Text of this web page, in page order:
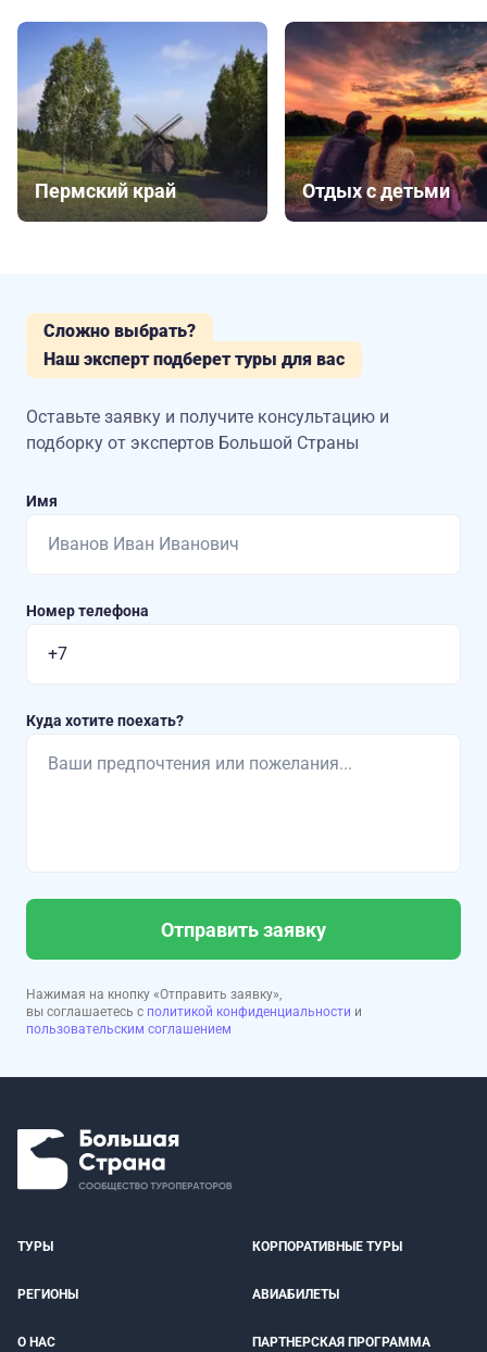
Пермский край Отдых с детьми
Сложно выбрать?
Наш эксперт подберет туры для вас
Оставьте заявку и получите консультацию и
подборку от экспертов Большой Страны
Имя
Номер телефона
Куда хотите поехать?
Отправить заявку
Нажимая на кнопку «Отправить заявку»,
вы соглашаетесь с политикой конфиденциальности и
пользовательским соглашением
ТУРЫ КОРПОРАТИВНЫЕ ТУРЫ
РЕГИОНЫ АВИАБИЛЕТЫ
О НАС ПАРТНЕРСКАЯ ПРОГРАММА